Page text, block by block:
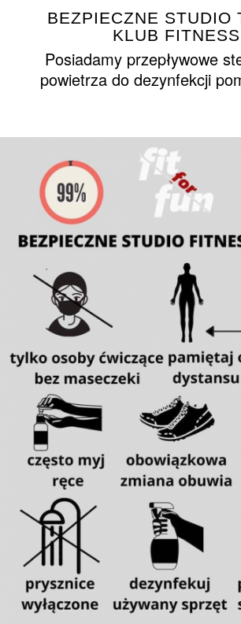
BEZPIECZNE STUDIO
KLUB FITNESS
Posiadamy przepływowe
powietrza do dezynfekcji